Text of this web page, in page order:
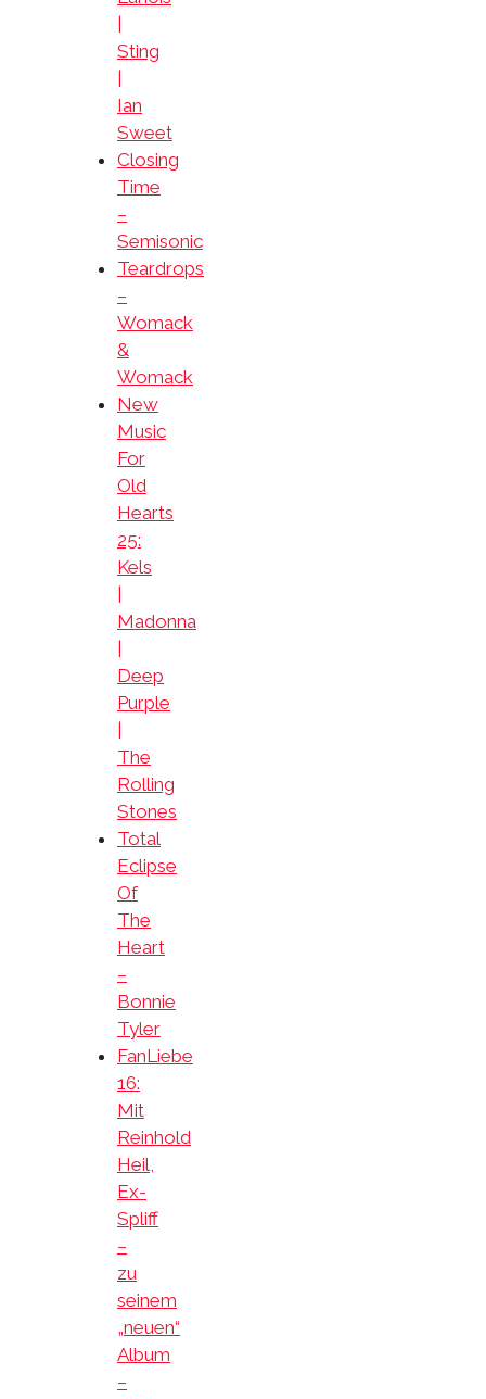
Sting
Ian
Sweet
Closing
Time
–
Semisonic
Teardrops
–
Womack
&
Womack
New
Music
For
Old
Hearts
25:
Kels
Madonna
Deep
Purple
The
Rolling
Stones
Total
Eclipse
Of
The
Heart
–
Bonnie
Tyler
FanLiebe
16:
Mit
Reinhold
Heil,
Ex-
Spliff
–
zu
seinem
„neuen“
Album
–